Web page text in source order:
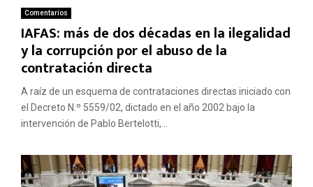
Comentarios
IAFAS: más de dos décadas en la ilegalidad
y la corrupción por el abuso de la
contratación directa
A raíz de un esquema de contrataciones directas iniciado con
el Decreto N.º 5559/02, dictado en el año 2002 bajo la
intervención de Pablo Bertelotti,...